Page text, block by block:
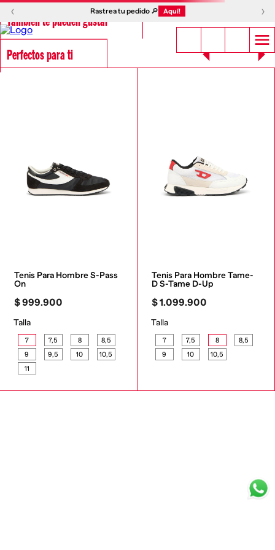
‹ Rastrea tu pedido 🔎 Aquí! ›
También te pueden gustar
Perfectos para ti
Tenis Para Hombre S-Pass
On
$999.900
Talla
7 7,5 8
8,5
9
9,5 10
10,5
11
Tenis Para Hombre Tame-
D S-Tame D-Up
$1.099.900
Talla
7 7,5 8
8,5
9
10 10,5